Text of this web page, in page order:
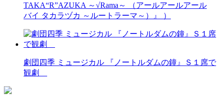
TAKA“R”AZUKA ～√Rama～ （アールアールアール
バイ タカラヅカ ～ルートラーマ～）』 ）
劇団四季 ミュージカル 『ノートルダムの鐘』Ｓ１席で
観劇